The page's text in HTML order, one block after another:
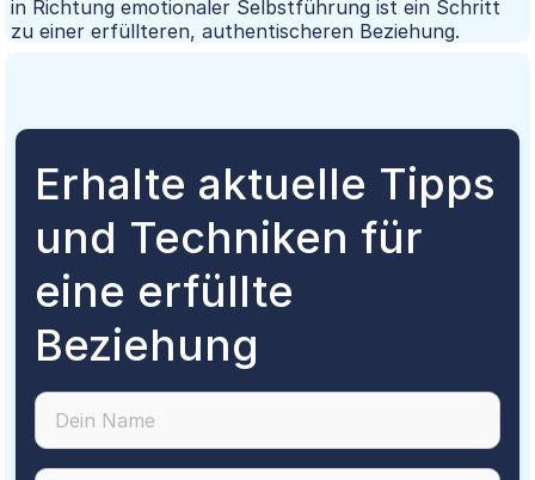
in Richtung emotionaler Selbstführung ist ein Schritt
zu einer erfüllteren, authentischeren Beziehung.
Erhalte aktuelle Tipps
und Techniken für
eine erfüllte
Beziehung